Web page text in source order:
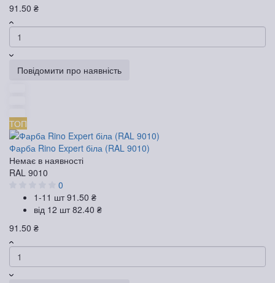
91.50 ₴
Повідомити про наявність
ТОП
Фарба Rino Expert біла (RAL 9010)
Немає в наявності
RAL 9010
0
1-11 шт91.50 ₴
від 12 шт82.40 ₴
91.50 ₴